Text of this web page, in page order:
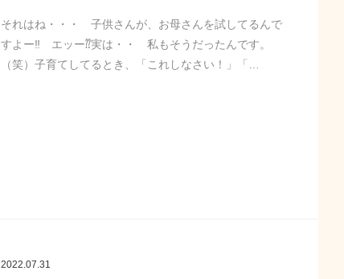
それはね・・・ 子供さんが、お母さんを試してるんで
すよー‼ エッー⁇実は・・ 私もそうだったんです。
（笑）子育てしてるとき、「これしなさい！」「…
2022.07.31